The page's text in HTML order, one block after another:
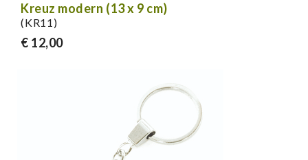
Kreuz modern (13 x 9 cm)
(KR11)
€ 12,00